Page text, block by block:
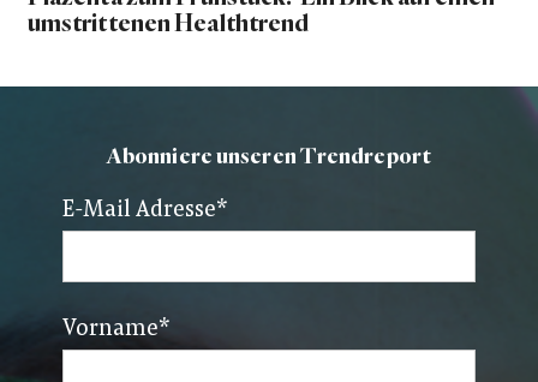
umstrittenen Healthtrend
Abonniere unseren Trendreport
E-Mail Adresse*
Vorname*